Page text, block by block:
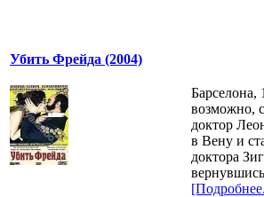
Убить Фрейда (2004)
возможно,
доктор
в Вену и
доктора
вернувшись